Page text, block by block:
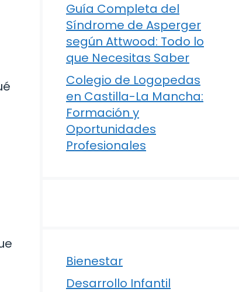
Guía Completa del
Síndrome de Asperger
según Attwood: Todo lo
que Necesitas Saber
Colegio de Logopedas
en Castilla-La Mancha:
Formación y
Oportunidades
Profesionales
Bienestar
Desarrollo Infantil